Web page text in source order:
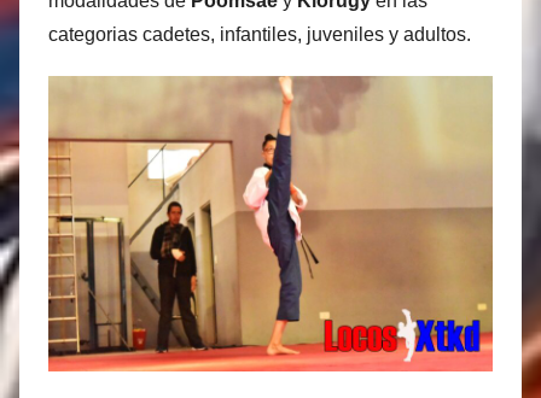
categorias cadetes, infantiles, juveniles y adultos.